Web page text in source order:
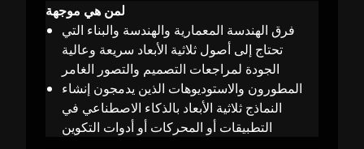
لمن هي موجهة
فرق الهندسة المعمارية والهندسة والبناء التي
تحتاج إلى أصول ثلاثية الأبعاد سريعة وعالية
الجودة لمراجعات التصميم والتصور الغامر
المطورون والاستوديوهات الذين يدمجون إنشاء
النماذج ثلاثية الأبعاد بالذكاء الاصطناعي في
التطبيقات أو المحركات أو أدوات التكوين